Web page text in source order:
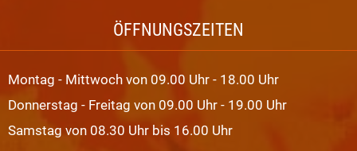
ÖFFNUNGSZEITEN
Montag - Mittwoch von 09.00 Uhr - 18.00 Uhr
Donnerstag - Freitag von 09.00 Uhr - 19.00 Uhr
Samstag von 08.30 Uhr bis 16.00 Uhr